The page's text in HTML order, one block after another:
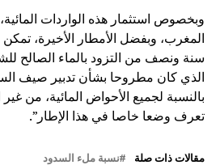
وبخصوص استثمار هذه الواردات
المغرب، وبفضل الأمطار الأخيرة،
سنة ونصف من التزود بالماء الصالح
الذي كان مطروحا بشأن تدبير صيف
بالنسبة لجميع الأحواض المائية، من غير
تعرف وضعا خاصا في هذا الإطار”.
مقالات ذات صلة نسبة ملء السدود